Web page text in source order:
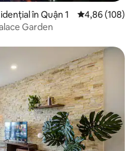
în Quận 1 Scor mediu de
4,86 (108)
Garden